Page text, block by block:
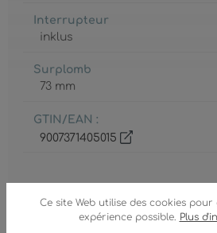
Ce site Web utilise des cookies
expérience possible. Plus
Interrupteur
inklus
Surplomb
73 mm
GTIN/EAN :
9007371405015